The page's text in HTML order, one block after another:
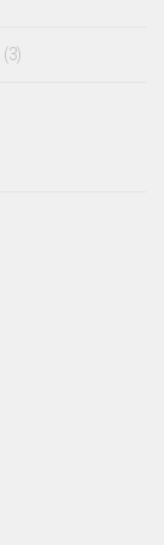
(3)